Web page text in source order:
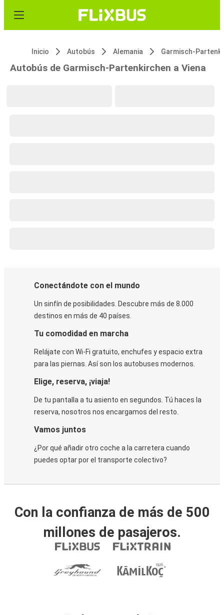
Inicio Autobús Alemania
Autobús de Garmisch-Partenkirchen a Viena
Conectándote con el mundo
Un sinfín de posibilidades. Descubre más de 8.000
destinos en más de 40 países.
Tu comodidad en marcha
Relájate con Wi-Fi gratuito, enchufes y espacio extra
para las piernas. Así son los autobuses modernos.
Elige, reserva, ¡viaja!
De tu pantalla a tu asiento en segundos. Tú haces la
reserva, nosotros nos encargamos del resto.
Vamos juntos
¿Por qué añadir otro coche a la carretera cuando
puedes optar por el transporte colectivo?
Con la confianza de más de 500
millones de pasajeros.